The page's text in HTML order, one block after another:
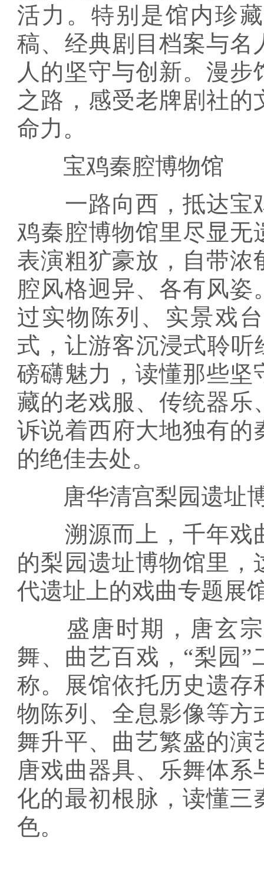
活力。特别是馆内珍
稿、经典剧目档案与名
人的坚守与创新。漫
之路，感受老牌剧社
命力。
宝鸡秦腔博物馆
一路向西，抵达宝
鸡秦腔博物馆里尽显
表演粗犷豪放，自带浓
腔风格迥异、各有风
过实物陈列、实景戏
式，让游客沉浸式聆听
磅礴魅力，读懂那些坚
藏的老戏服、传统器乐
诉说着西府大地独有的
的绝佳去处。
唐华清宫梨园遗址
溯源而上，千年戏
的梨园遗址博物馆里
代遗址上的戏曲专题展
盛唐时期，唐玄宗
舞、曲艺百戏，“梨园
称。展馆依托历史遗存
物陈列、全息影像等方
舞升平、曲艺繁盛的演
唐戏曲器具、乐舞体
化的最初根脉，读懂三
色。